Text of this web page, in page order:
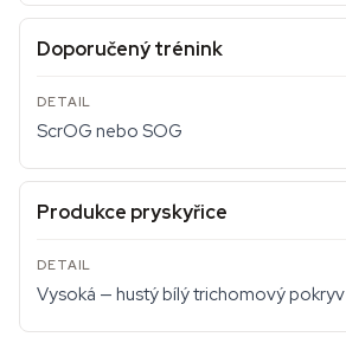
Doporučený trénink
ScrOG nebo SOG
Produkce pryskyřice
Vysoká — hustý bílý trichomový pokryv